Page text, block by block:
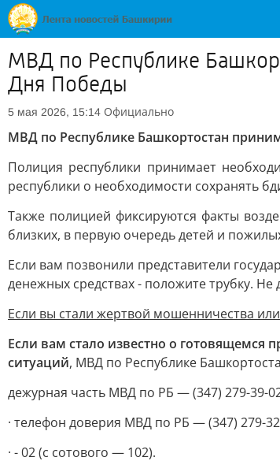
МВД по Республике
Дня Победы
5 мая 2026, 15:14 Официально
МВД по Республике Башкортостан
Полиция республики принимает
республики о необходимости сохранять
Также полицией фиксируются факты
близких, в первую очередь детей и
Если вам позвонили представители
денежных средствах - положите трубку.
Если вы стали жертвой мошенничества
Если вам стало известно о
ситуаций, МВД по Республике
дежурная часть МВД по РБ — (347) 279-39-
· телефон доверия МВД по РБ — (347) 279-
· - 02 (с сотового — 102).